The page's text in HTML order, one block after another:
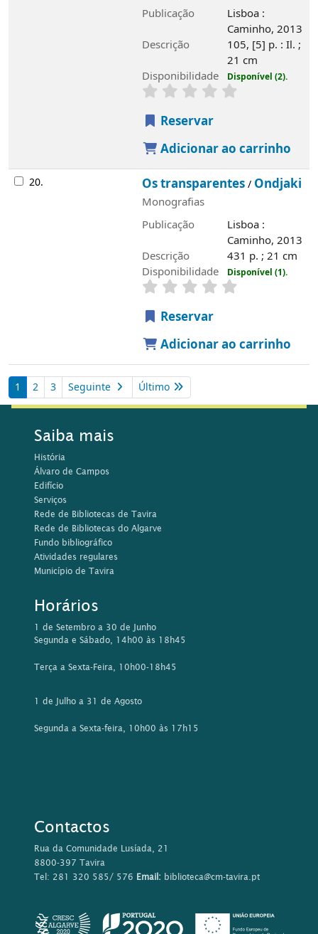
Publicação
Lisboa :
Caminho, 2013
Descrição
105, [5] p. : Il. ;
21 cm
Disponibilidade
Disponível (2).
Reservar
Adicionar ao carrinho
20. Os transparentes/ Ondjaki
Monografias
Publicação
Lisboa :
Caminho, 2013
Descrição
431 p. ; 21 cm
Disponibilidade
Disponível (1).
Reservar
Adicionar ao carrinho
1 2 3 Seguinte Último
Saiba mais
História
Álvaro de Campos
Edifício
Serviços
Rede de Bibliotecas de Tavira
Rede de Bibliotecas do Algarve
Fundo bibliográfico
Atividades regulares
Município de Tavira
Horários
1 de Setembro a 30 de Junho
Segunda e Sábado, 14h00 às 18h45
Terça a Sexta-Feira, 10h00-18h45
1 de Julho a 31 de Agosto
Segunda a Sexta-feira, 10h00 às 17h15
Contactos
Rua da Comunidade Lusíada, 21
8800-397 Tavira
Tel: 281 320 585/ 576 Email: biblioteca@cm-tavira.pt